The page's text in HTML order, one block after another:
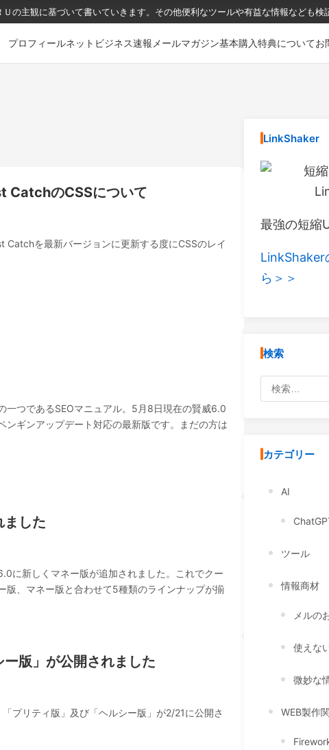
の主観に基づいて書いていきます。その他便利なツールや有益な情報なども検
プロフィールネットビジネス速報メールマガジン基本購入特典についてお
CatchのCSSについて
を最新バージョンに更新する度にCSSのレイ
一つであるSEOマニュアル。5月8日現在の賢威6.0
ンギンアップデート対応の最新版です。まだの方は
ました
に新しくマネー版が追加されました。これでクー
版、マネー版と合わせて5種類のラインナップが揃
版」が公開されました
プリティ版」及び「ヘルシー版」が2/21に公開さ
LinkShaker
最強の短縮
LinkShaker
ら＞＞
検索
検索:
カテゴリー
AI
ツール
情報商材
メルの
使えな
微妙な
WEB製作